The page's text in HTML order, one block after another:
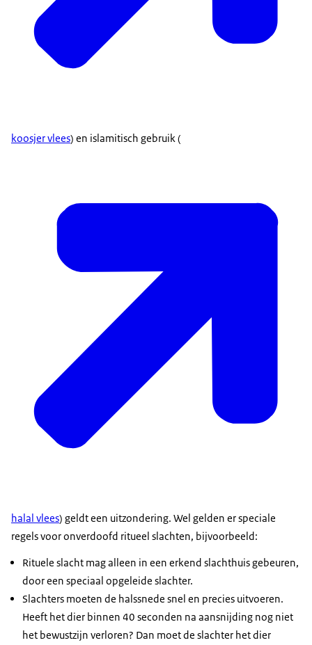
koosjer vlees) en islamitisch gebruik (
halal vlees) geldt een uitzondering. Wel gelden er speciale
regels voor onverdoofd ritueel slachten, bijvoorbeeld:
Rituele slacht mag alleen in een erkend slachthuis gebeuren,
door een speciaal opgeleide slachter.
Slachters moeten de halssnede snel en precies uitvoeren.
Heeft het dier binnen 40 seconden na aansnijding nog niet
het bewustzijn verloren? Dan moet de slachter het dier